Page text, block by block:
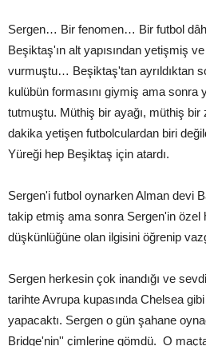
Sergen… Bir fenomen… Bir futbol
Beşiktaş'ın alt yapısından yetişmiş
vurmuştu… Beşiktaş'tan ayrıldıktan
kulübün formasını giymiş ama sonra
tutmuştu. Müthiş bir ayağı, müthiş bir
dakika yetişen futbolculardan biri
Yüreği hep Beşiktaş için atardı.
Sergen'i futbol oynarken Alman devi
takip etmiş ama sonra Sergen'in özel
düşkünlüğüne olan ilgisini öğrenip
Sergen herkesin çok inandığı ve
tarihte Avrupa kupasında Chelsea
yapacaktı. Sergen o gün şahane
Bridge'nin'' çimlerine gömdü. O